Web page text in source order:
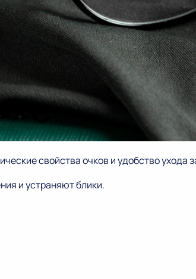
свойства очков и удобство ухода
и устраняют блики.